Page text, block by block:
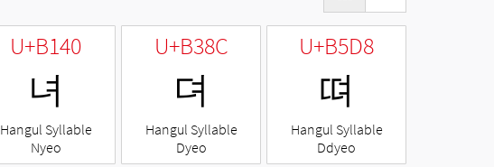
U+B140
녀
Hangul Syllable
Nyeo
U+B38C
뎌
Hangul Syllable
Dyeo
U+B5D8
뗘
Hangul Syllable
Ddyeo